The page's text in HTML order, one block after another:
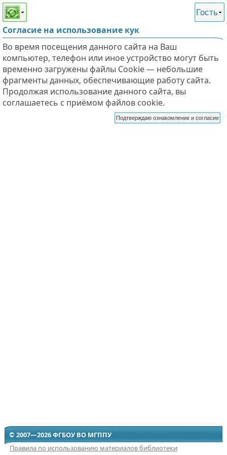
Этот сайт поддерживает
слабовидящих
Гость
Согласие на использование кук
Во время посещения данного сайта на Ваш
компьютер, телефон или иное устройство могут быть
временно загружены файлы Cookie — небольшие
фрагменты данных, обеспечивающие работу сайта.
Продолжая использование данного сайта, вы
соглашаетесь с приёмом файлов cookie.
Подтверждаю ознакомление и согласие
© 2007—2026 ФГБОУ ВО МГППУ
Правила по использованию материалов библиотеки